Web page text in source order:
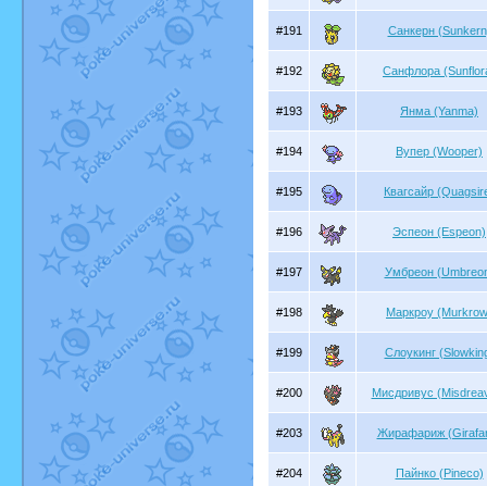
#191 Санкерн
#192 Санфлора
#193 Янма (Yanma)
#194 Вупер (Wooper)
#195 Квагсайр
#196 Эспеон (Espeon)
#197 Умбреон
#198 Маркроу
#199 Слоукинг
#200 Мисдривус
#203 Жирафариж
#204 Пайнко (Pineco)